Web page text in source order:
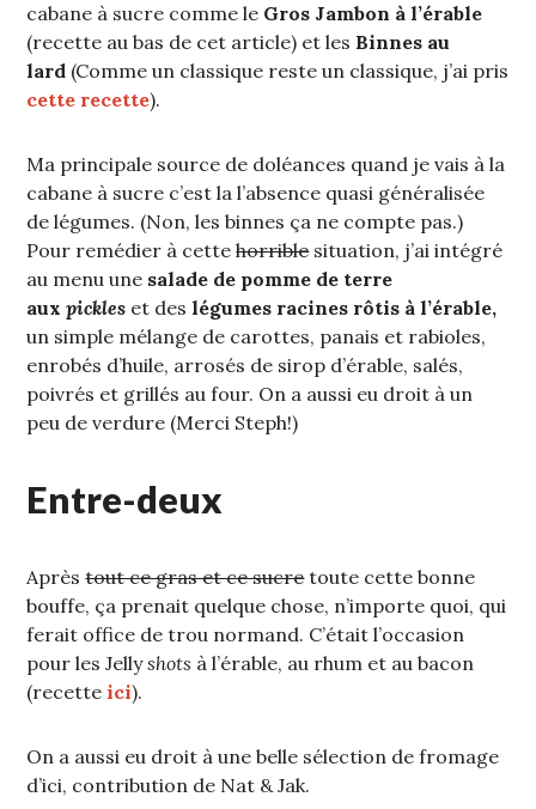
cabane à sucre comme le Gros Jambon à l’érable
(recette au bas de cet article) et les Binnes au
lard (Comme un classique reste un classique, j’ai pris
cette recette).
Ma principale source de doléances quand je vais à la
cabane à sucre c’est la l’absence quasi généralisée
de légumes. (Non, les binnes ça ne compte pas.)
Pour remédier à cettehorriblesituation, j’ai intégré
au menu une salade de pomme de terre
auxpickles et deslégumes racines rôtis à l’érable,
un simple mélange de carottes, panais et rabioles,
enrobés d’huile, arrosés de sirop d’érable, salés,
poivrés et grillés au four. On a aussi eu droit à un
peu de verdure (Merci Steph!)
Entre-deux
Aprèstout ce gras et ce sucretoute cette bonne
bouffe, ça prenait quelque chose, n’importe quoi, qui
ferait office de trou normand. C’était l’occasion
pour les Jellyshots à l’érable, au rhum et au bacon
(recette ici).
On a aussi eu droit à une belle sélection de fromage
d’ici, contribution de Nat & Jak.